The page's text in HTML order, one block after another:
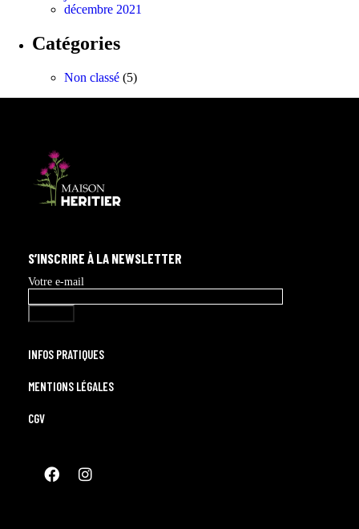
décembre 2021
Catégories
Non classé (5)
S’INSCRIRE À LA NEWSLETTER
Votre e-mail
INFOS PRATIQUES
MENTIONS LÉGALES
CGV